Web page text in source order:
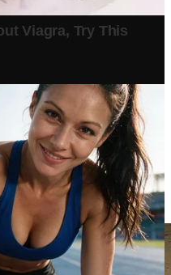
Terbaru 2024, Lengkap